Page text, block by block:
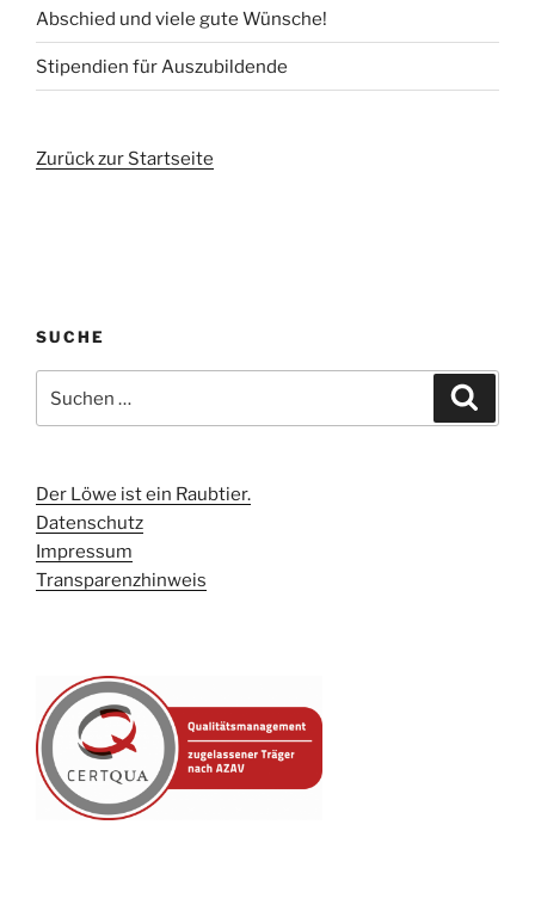
Abschied und viele gute Wünsche!
Stipendien für Auszubildende
Zurück zur Startseite
SUCHE
nach:
Der Löwe ist ein Raubtier.
Datenschutz
Impressum
Transparenzhinweis